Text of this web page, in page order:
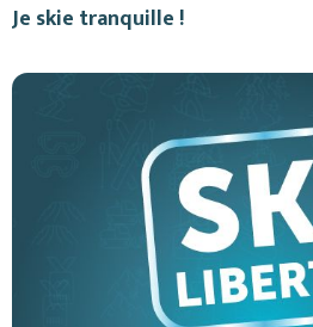
Je skie tranquille !